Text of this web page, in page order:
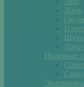
Линь
Щука
Полезные